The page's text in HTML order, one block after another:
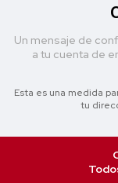
Un mensaje de
a tu cuenta de
Esta es una medida
tu